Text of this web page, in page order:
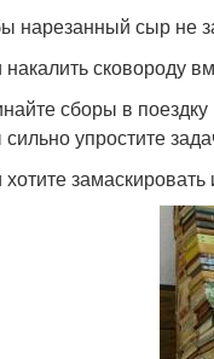
нарезанный сыр не
сковороду
сборы в
упростите
хотите